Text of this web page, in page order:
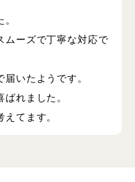
ムーズで丁寧な対応で
いたようです。
れました。
てます。